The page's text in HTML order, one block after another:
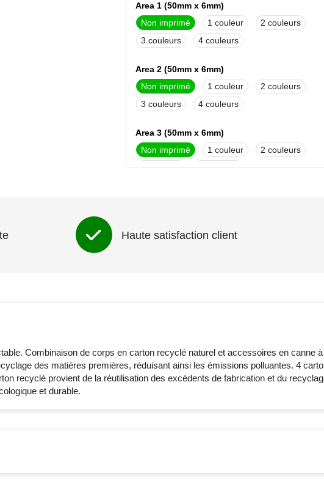
Area 1 (50mm x 6mm)
Non imprimé
1
2
3
4
Area 2 (50mm x 6mm)
Non imprimé
1
2
3
4
Area 3 (50mm x 6mm)
Non imprimé
1
2
3
4
Haute satisfaction client
Combinaison de corps en carton recyclé naturel et accessoires en canne à
des matières premières, réduisant ainsi les émissions polluantes. 4
recyclé provient de la réutilisation des excédents de fabrication et du
et durable.